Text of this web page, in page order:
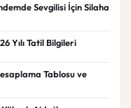
Sevgilisi İçin Silaha
Yılı Tatil Bilgileri
Tablosu ve